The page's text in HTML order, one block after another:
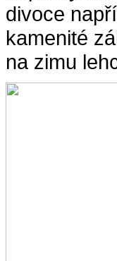
divoce
kamenité
na zimu